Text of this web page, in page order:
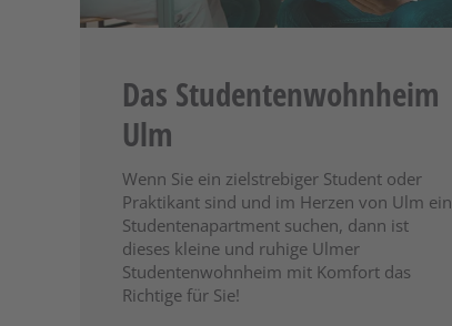
Das Studentenwohnheim
Ulm
Wenn Sie ein zielstrebiger Student oder
Praktikant sind und im Herzen von Ulm ein
Studentenapartment suchen, dann ist
dieses kleine und ruhige Ulmer
Studentenwohnheim mit Komfort das
Richtige für Sie!